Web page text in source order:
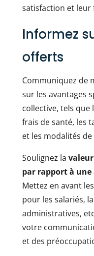
satisfaction et leur
Informez
offerts
Communiquez de
sur les avantages
collective, tels
frais de santé, les
et les modalités
Soulignez la
par rapport à
Mettez en avant
pour les salariés,
administratives,
votre
et des